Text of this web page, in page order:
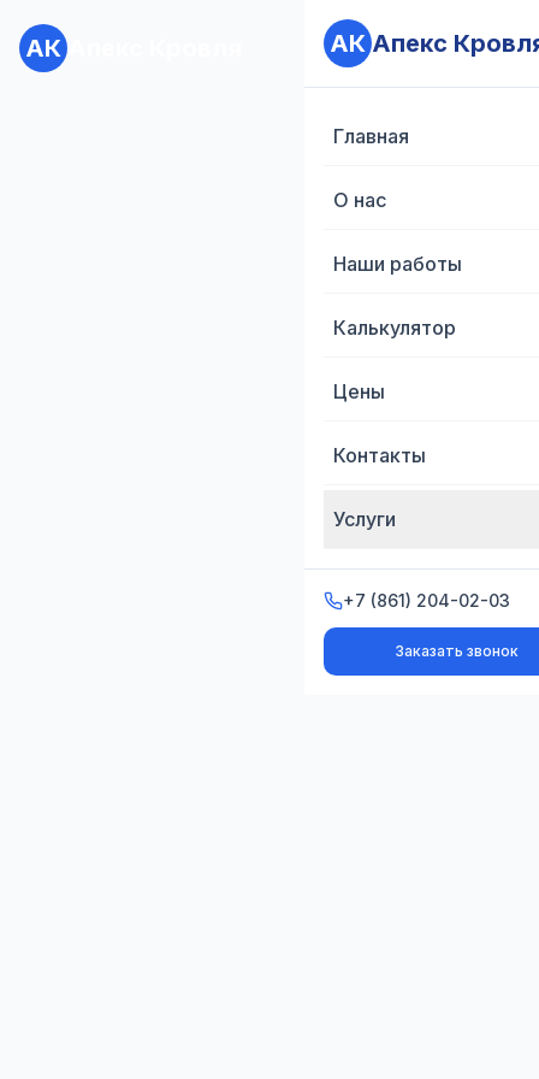
АК АК Апекс
Главная
О нас
Наши работы
Калькулятор
Цены
Контакты
Услуги
+7 (861) 204-02-03
Заказать звонок